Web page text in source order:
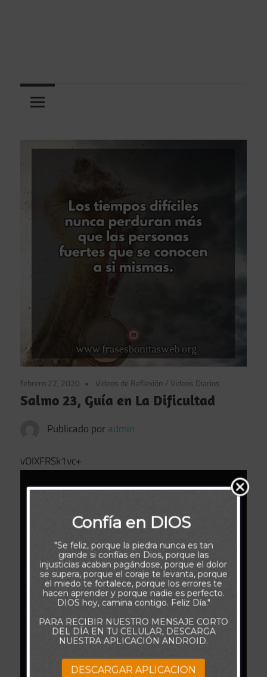
febrero 27, 2020 Videos de Reflexión / Videos Diarios
Salmo 23, Guía en La Dificultad
Publicado por admin
vOIXFRSk1vc+
Confía en DIOS
"Se feliz, porque la piedra nunca es tan
grande si confías en Dios, porque las
injusticias acaban pagándose, porque el dolor
se supera, porque el coraje te levanta, porque
el miedo te fortalece, porque los errores te
hacen aprender y porque nadie es perfecto.
DIOS hoy, camina contigo. Feliz Día."
PARA RECIBIR NUESTRO MENSAJE CORTO
DEL DÍA EN TU CELULAR, DESCARGA
NUESTRA APLICACIÓN ANDROID.
DESCARGAR APLICACION